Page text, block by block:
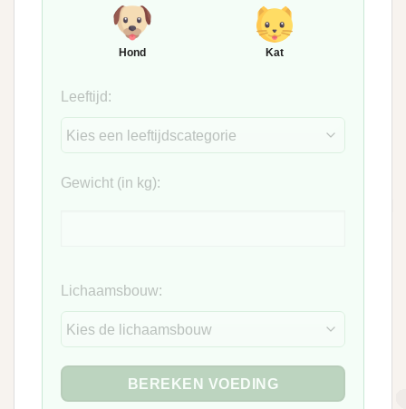
Hond Kat
Leeftijd:
Gewicht (in kg):
Lichaamsbouw:
BEREKEN VOEDING